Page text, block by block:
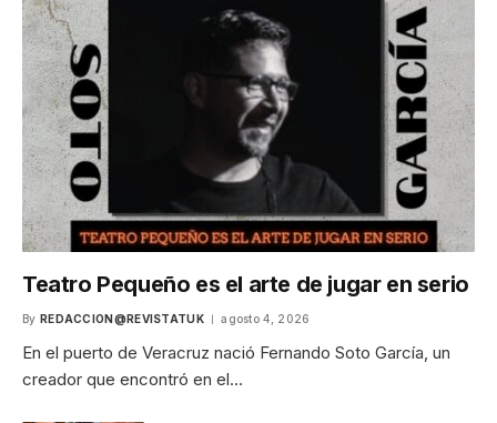
Teatro Pequeño es el arte de jugar en serio
By REDACCION@REVISTATUK agosto 4, 2026
En el puerto de Veracruz nació Fernando Soto García, un
creador que encontró en el…